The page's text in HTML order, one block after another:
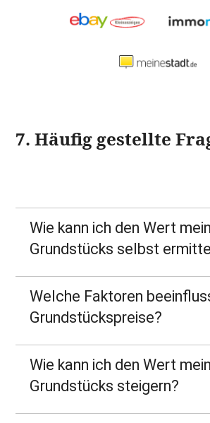
7. Häufig gestellte
Wie kann ich den Wert
Grundstücks selbst
Welche Faktoren
Grundstückspreise?
Wie kann ich den Wert
Grundstücks steigern?